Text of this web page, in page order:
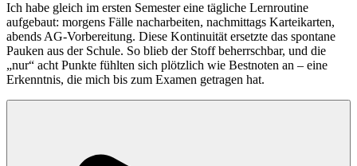
Ich habe gleich im ersten Semester eine tägliche Lernroutine
aufgebaut: morgens Fälle nacharbeiten, nachmittags Karteikarten,
abends AG-Vorbereitung. Diese Kontinuität ersetzte das spontane
Pauken aus der Schule. So blieb der Stoff beherrschbar, und die
„nur“ acht Punkte fühlten sich plötzlich wie Bestnoten an – eine
Erkenntnis, die mich bis zum Examen getragen hat.